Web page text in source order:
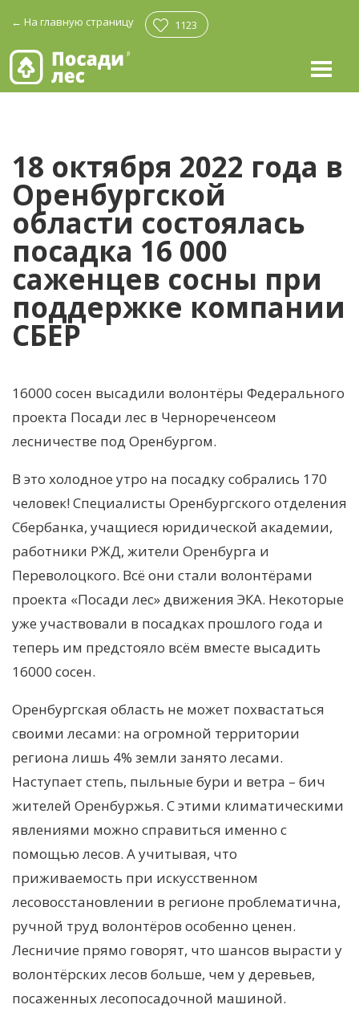
← На главную страницу 1123
18 октября 2022 года в
Оренбургской
области состоялась
посадка 16 000
саженцев сосны при
поддержке компании
СБЕР
16000 сосен высадили волонтёры Федерального
проекта Посади лес в Чернореченсеом
лесничестве под Оренбургом.
В это холодное утро на посадку собрались 170
человек! Специалисты Оренбургского отделения
Сбербанка, учащиеся юридической академии,
работники РЖД, жители Оренбурга и
Переволоцкого. Всё они стали волонтёрами
проекта «Посади лес» движения ЭКА. Некоторые
уже участвовали в посадках прошлого года и
теперь им предстояло всём вместе высадить
16000 сосен.
Оренбургская область не может похвастаться
своими лесами: на огромной территории
региона лишь 4% земли занято лесами.
Наступает степь, пыльные бури и ветра – бич
жителей Оренбуржья. С этими климатическими
явлениями можно справиться именно с
помощью лесов. А учитывая, что
приживаемость при искусственном
лесовосстановлении в регионе проблематична,
ручной труд волонтёров особенно ценен.
Лесничие прямо говорят, что шансов вырасти у
волонтёрских лесов больше, чем у деревьев,
посаженных лесопосадочной машиной.